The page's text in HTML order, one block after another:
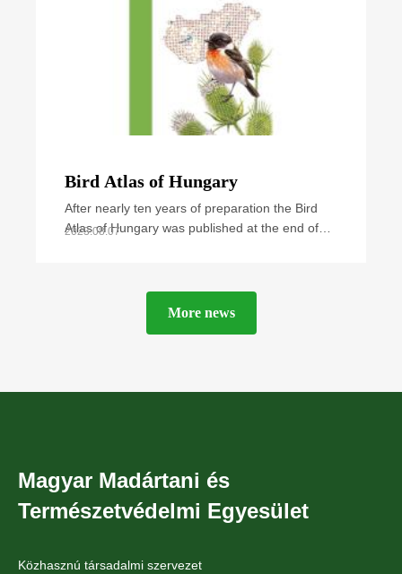
Bird Atlas of Hungary
After nearly ten years of preparation the Bird
Atlas of Hungary was published at the end of
2023.08.07
More news
Magyar Madártani és
Természetvédelmi Egyesület
Közhasznú társadalmi szervezet